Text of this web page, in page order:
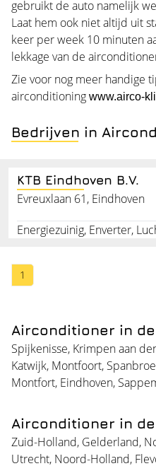
gebruikt de auto namelijk
Laat hem ook niet altijd uit
keer per week 10 minuten
lekkage van de
Zie voor nog meer handige
airconditioning www.airco-
Bedrijven in
KTB Eindhoven B.V.
Evreuxlaan 61, Eindhoven
1
Airconditioner in
Spijkenisse, Krimpen aan
Katwijk, Montfoort,
Montfort, Eindhoven,
Airconditioner in
Zuid-Holland, Gelderland,
Utrecht, Noord-Holland,